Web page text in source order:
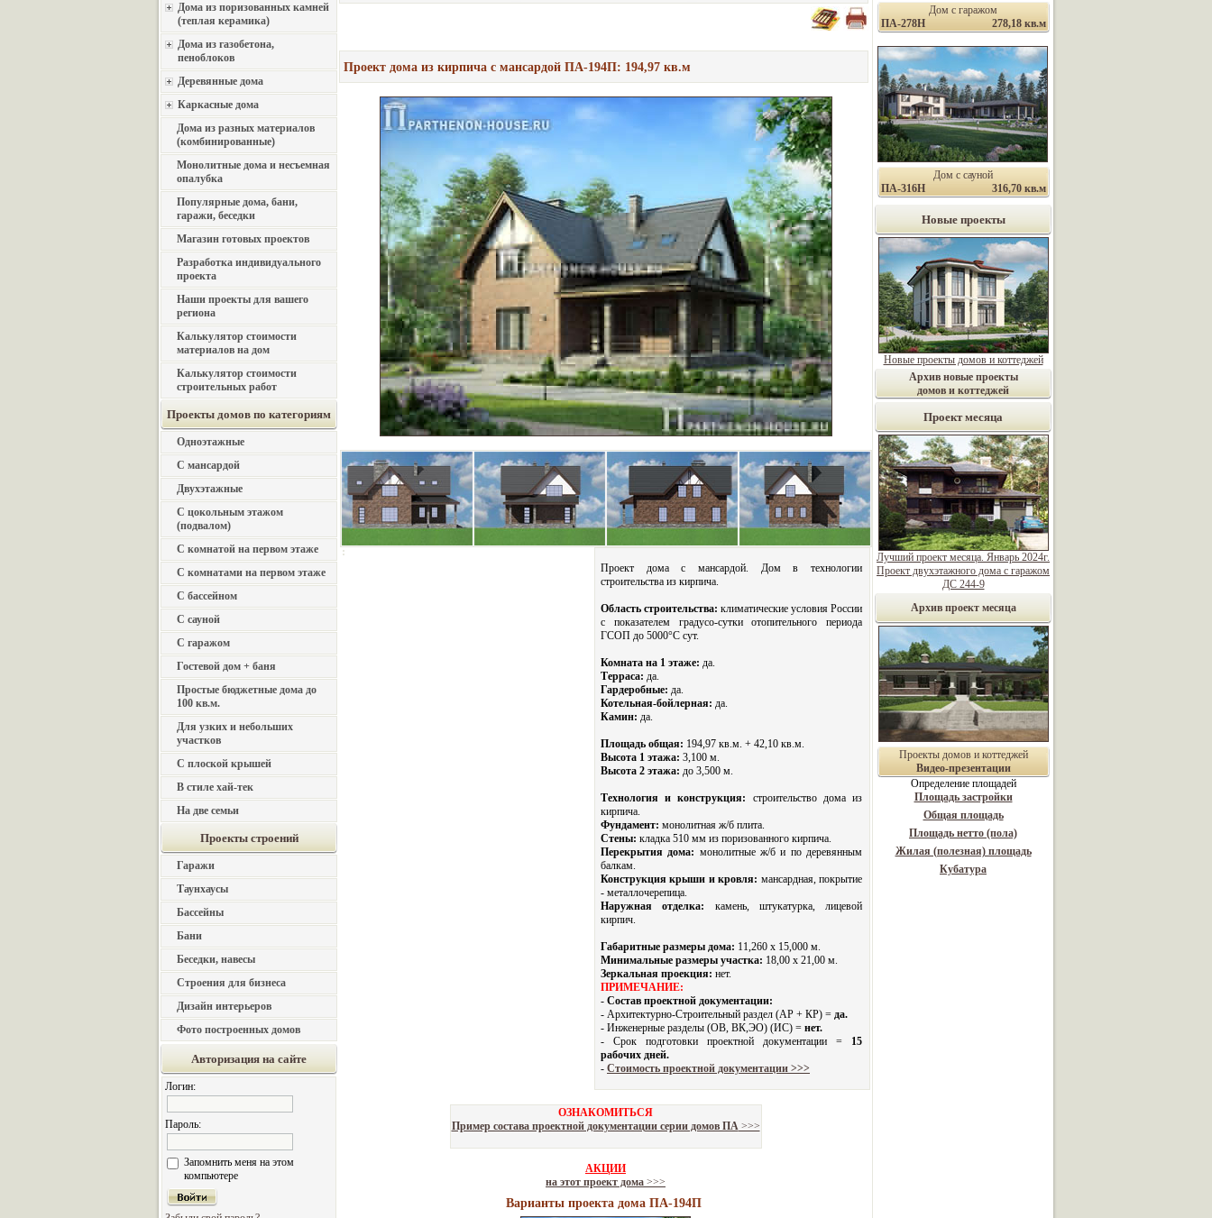
Дома из поризованных камней
(теплая керамика)
Дома из газобетона,
пеноблоков
Деревянные дома
Каркасные дома
Дома из разных материалов
(комбинированные)
Монолитные дома и несъемная
опалубка
Популярные дома, бани,
гаражи, беседки
Магазин готовых проектов
Разработка индивидуального
проекта
Наши проекты для вашего
региона
Калькулятор стоимости
материалов на дом
Калькулятор стоимости
строительных работ
Проекты домов по категориям
Одноэтажные
С мансардой
Двухэтажные
С цокольным этажом
(подвалом)
С комнатой на первом этаже
С комнатами на первом этаже
С бассейном
С сауной
С гаражом
Гостевой дом + баня
Простые бюджетные дома до
100 кв.м.
Для узких и небольших
участков
С плоской крышей
В стиле хай-тек
На две семьи
Проекты строений
Гаражи
Таунхаусы
Бассейны
Бани
Беседки, навесы
Строения для бизнеса
Дизайн интерьеров
Фото построенных домов
Авторизация на сайте
Логин:
Пароль:
Запомнить меня на этом
компьютере
Проект дома из кирпича с мансардой ПА-194П: 194,97 кв.м
Проект дома с мансардой. Дом в технологии
строительства из кирпича.
Область строительства: климатические условия России
с показателем градусо-сутки отопительного периода
ГСОП до 5000°С сут.
Комната на 1 этаже: да.
Терраса: да.
Гардеробные: да.
Котельная-бойлерная: да.
Камин: да.
Площадь общая: 194,97 кв.м. + 42,10 кв.м.
Высота 1 этажа: 3,100 м.
Высота 2 этажа: до 3,500 м.
Технология и конструкция:
строительство дома из
кирпича.
Фундамент: монолитная ж/б плита.
Стены: кладка 510 мм из поризованного кирпича.
Перекрытия дома: монолитные ж/б и по деревянным
балкам.
Конструкция крыши и кровля: мансардная, покрытие
- металлочерепица.
Наружная отделка: камень, штукатурка, лицевой
кирпич.
Габаритные размеры дома: 11,260 х 15,000 м.
Минимальные размеры участка: 18,00 x 21,00 м.
Зеркальная проекция: нет.
ПРИМЕЧАНИЕ:
- Состав проектной документации:
- Архитектурно-Строительный раздел (АР + КР) = да.
- Инженерные разделы (ОВ, ВК,ЭО) (ИС) = нет.
- Срок подготовки проектной документации = 15
рабочих дней.
- Стоимость проектной документации >>>
ОЗНАКОМИТЬСЯ
Пример состава проектной документации серии домов ПА>>>
АКЦИИ
на этот проект дома >>>
Варианты проекта дома ПА-194П
Дом с гаражом
ПА-278Н
278,18 кв.м
Дом с сауной
ПА-316Н
316,70 кв.м
Новые проекты
Новые проекты домов и коттеджей
Архив новые проекты
домов и коттеджей
Проект месяца
Лучший проект месяца. Январь 2024г.
Проект двухэтажного дома с гаражом
ДС 244-9
Архив проект месяца
Проекты домов и коттеджей
Видео-презентации
Определение площадей
Площадь застройки
Общая площадь
Площадь нетто (пола)
Жилая (полезная) площадь
Кубатура